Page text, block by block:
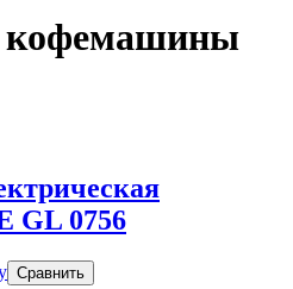
кофемашины
GL 0756
Сравнить